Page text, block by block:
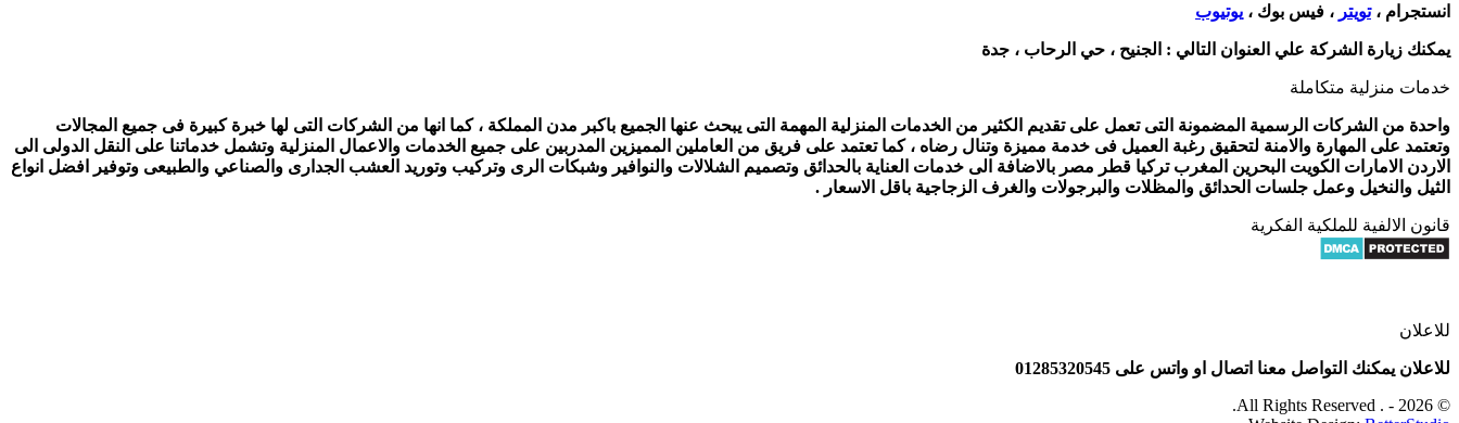
انستجرام ،تويتر ، فيس بوك ، يوتيوب
يمكنك زيارة الشركة علي العنوان التالي : الجنيح ، حي الرحاب ، جدة
خدمات منزلية متكاملة
واحدة من الشركات الرسمية المضمونة التى تعمل على تقديم الكثير من الخدمات المنزلية المهمة التى يبحث عنها الجميع باكبر مدن المملكة ، كما انها من الشركات التى لها خبرة كبيرة فى جميع المجالات
وتعتمد على المهارة والامنة لتحقيق رغبة العميل فى خدمة مميزة وتنال رضاه ، كما تعتمد على فريق من العاملين المميزين المدربين على جميع الخدمات والاعمال المنزلية وتشمل خدماتنا على النقل الدولى الى
الاردن الامارات الكويت البحرين المغرب تركيا قطر مصر بالاضافة الى خدمات العناية بالحدائق وتصميم الشلالات والنوافير وشبكات الرى وتركيب وتوريد العشب الجدارى والصناعي والطبيعى وتوفير افضل انواع
الثيل والنخيل وعمل جلسات الحدائق والمظلات والبرجولات والغرف الزجاجية باقل الاسعار .
قانون الالفية للملكية الفكرية
للاعلان
للاعلان يمكنك التواصل معنا اتصال او واتس على 01285320545
© 2026 - . All Rights Reserved.